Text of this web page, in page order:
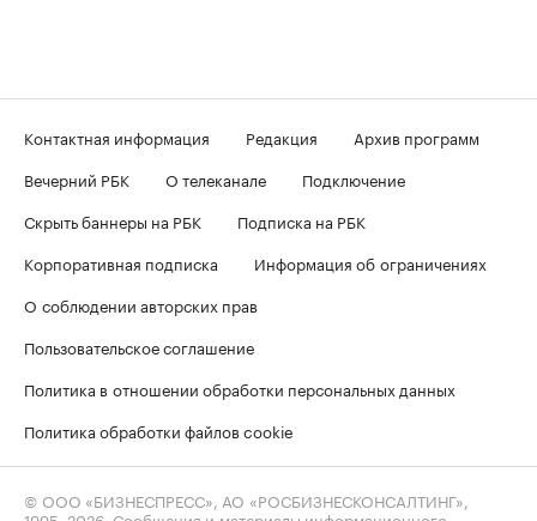
Контактная информация Редакция
Архив программ
Вечерний РБК
О телеканале
Подключение
Скрыть баннеры на РБК
Подписка на РБК
Корпоративная подписка
Информация об ограничениях
О соблюдении авторских прав
Пользовательское соглашение
Политика в отношении обработки персональных данных
Политика обработки файлов cookie
© ООО «БИЗНЕСПРЕСС», АО «РОСБИЗНЕСКОНСАЛТИНГ»,